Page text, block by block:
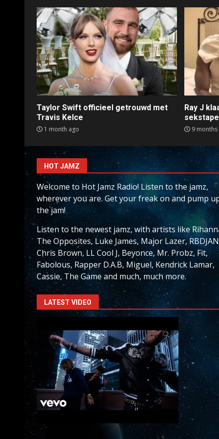
Taylor Swift officieel getrouwd met
Travis Kelce
1 month ago
Ray J
sekstape
9 months
HOT JAMZ
Welcome to Hot Jamz Radio! Listen to the jamz,
wherever you are. Get your freak on and pump
the jam!
Listen to the newest jamz, with artists like
The Opposites, Luke James, Major Lazer,
Chris Brown, LL Cool J, Beyonce, Mr. Probz, Fit,
Fabolous, Rapper D.A.B, Miguel, Kendrick Lamar,
Cassie, The Game and much, much more.
LATEST VIDEO